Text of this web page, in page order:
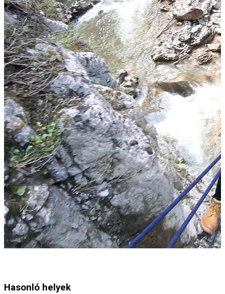
Hasonló helyek